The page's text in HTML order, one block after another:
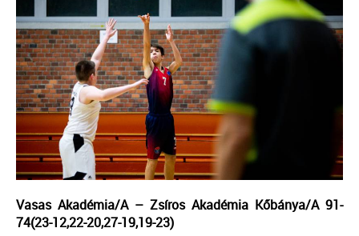
Vasas Akadémia/A – Zsíros Akadémia Kőbánya/A 91-
74(23-12,22-20,27-19,19-23)